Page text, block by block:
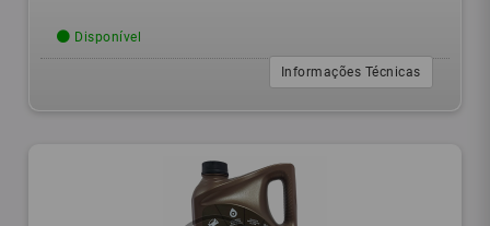
Disponível
Informações Técnicas